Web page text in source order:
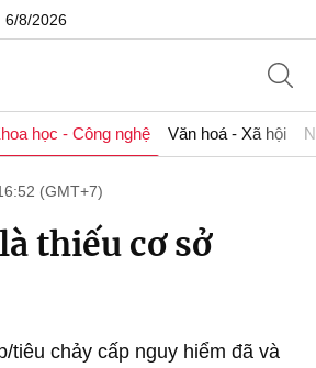
6/8/2026
học - Công nghệ Văn hoá - Xã hội
(GMT+7)
thiếu cơ sở
tiêu chảy cấp nguy hiểm đã và